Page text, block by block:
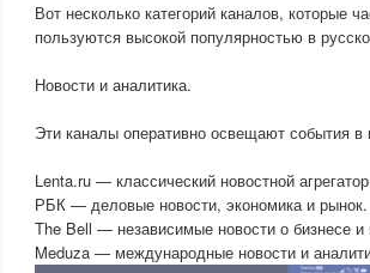
Вот несколько категорий каналов, которые
пользуются высокой популярностью в
Новости и аналитика.
Эти каналы оперативно освещают события в
Lenta.ru — классический новостной
РБК — деловые новости, экономика и рынок.
The Bell — независимые новости о бизнесе
Meduza — международные новости и